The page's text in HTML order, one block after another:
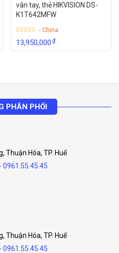
vân tay, thẻ HIKVISION DS-
K1T642MFW
- China
13,950,000₫
PHÂN PHỐI
Thuận Hóa, TP. Huế
0961.55.45.45
Thuận Hóa, TP. Huế
0961.55.45.45